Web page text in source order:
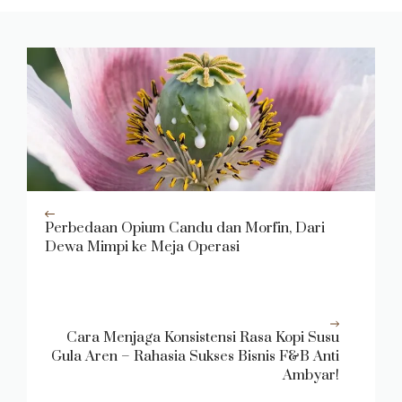
Perbedaan Opium Candu dan Morfin, Dari
Dewa Mimpi ke Meja Operasi
Cara Menjaga Konsistensi Rasa Kopi Susu
Gula Aren – Rahasia Sukses Bisnis F&B Anti
Ambyar!